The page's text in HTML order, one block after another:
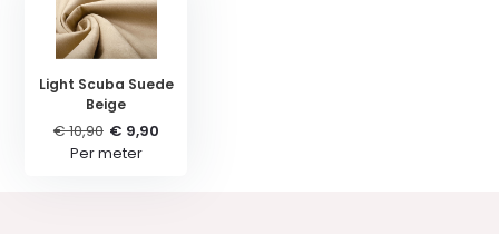
Light Scuba Suede
Beige
€ 10,90 € 9,90
Per meter